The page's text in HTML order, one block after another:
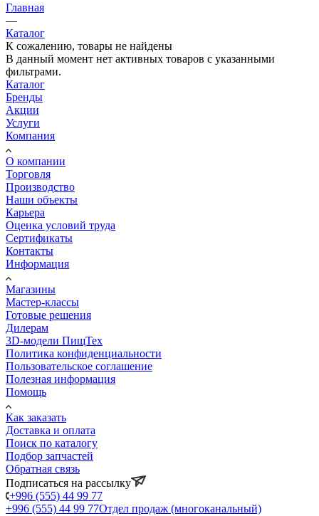
Главная
—
Каталог
К сожалению, товары не найдены
В данный момент нет активных товаров с указанными
фильтрами.
Каталог
Бренды
Акции
Услуги
Компания
О компании
Торговля
Производство
Наши объекты
Карьера
Оценка условий труда
Сертификаты
Контакты
Информация
Магазины
Мастер-классы
Готовые решения
Дилерам
3D-модели ПищТех
Политика конфиденциальности
Пользовательское соглашение
Полезная информация
Помощь
Как заказать
Доставка и оплата
Поиск по каталогу
Подбор запчастей
Обратная связь
Подписаться на рассылку
+996 (555) 44 99 77
+996 (555) 44 99 77Отдел продаж (многоканальный)